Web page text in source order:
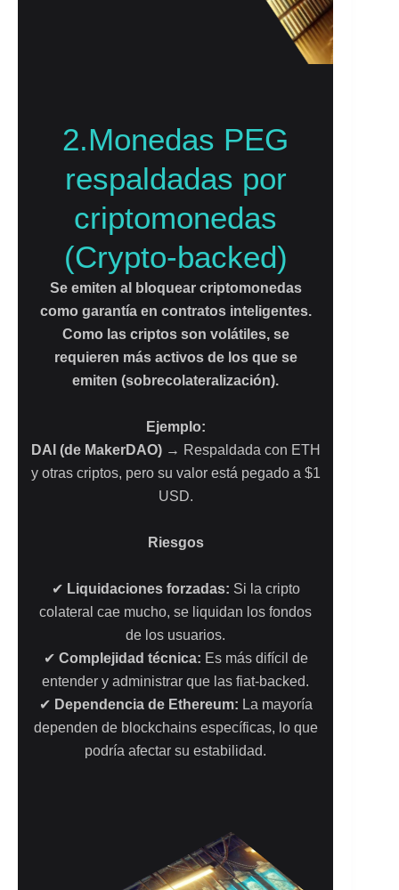
2.Monedas PEG
respaldadas por
criptomonedas
(Crypto-backed)
Se emiten al bloquear criptomonedas
como garantía en contratos inteligentes.
Como las criptos son volátiles, se
requieren más activos de los que se
emiten (sobrecolateralización).
Ejemplo:
DAI (de MakerDAO)→ Respaldada con ETH
y otras criptos, pero su valor está pegado a $1
USD.
Riesgos
✔ Liquidaciones forzadas: Si la cripto
colateral cae mucho, se liquidan los fondos
de los usuarios.
✔ Complejidad técnica: Es más difícil de
entender y administrar que las fiat-backed.
✔ Dependencia de Ethereum: La mayoría
dependen de blockchains específicas, lo que
podría afectar su estabilidad.